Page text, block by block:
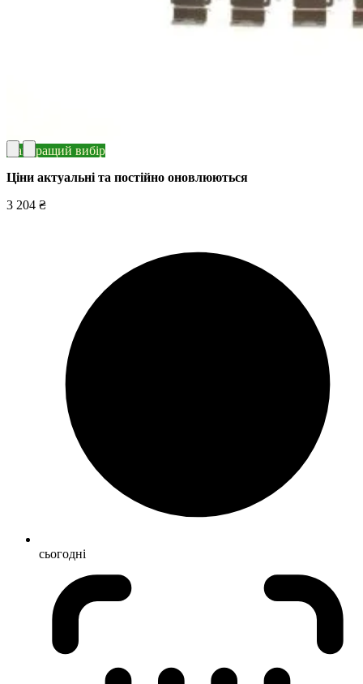
Найкращий вибір
Ціни актуальні та постійно оновлюються
3 204 ₴
сьогодні